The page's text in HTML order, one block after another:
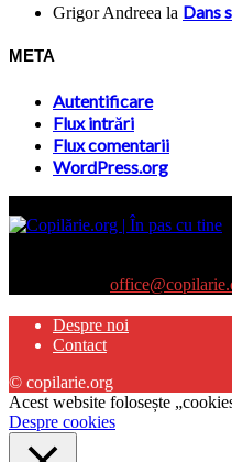
Grigor Andreea la Dans
META
Autentificare
Flux intrări
Flux comentarii
WordPress.org
Despre noi
Contact
© copilarie.org
Acest website folosește
Despre cookies